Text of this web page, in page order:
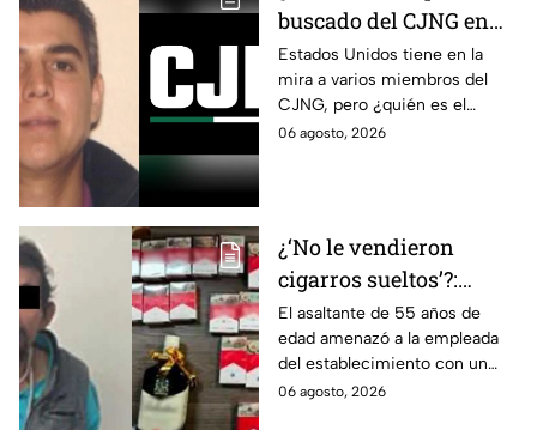
buscado del CJNG en
Estados Unidos?
Estados Unidos tiene en la
mira a varios miembros del
CJNG, pero ¿quién es el
miembro más buscado por el
06 agosto, 2026
¿‘No le vendieron
cigarros sueltos’?:
Detienen a hombre tras
asaltar una tienda y
llevarse más de 30
cajetillas en Iztapalapa
El asaltante de 55 años de
edad amenazó a la empleada
del establecimiento con un
arma de fuego, llevándose
06 agosto, 2026